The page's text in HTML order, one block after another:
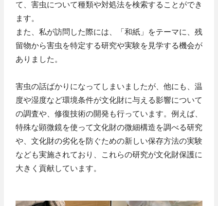
て、害虫について種類や対処法を検索することができ
ます。
また、私が訪問した際には、「和紙」をテーマに、残
留物から害虫を特定する研究や実験を見学する機会が
ありました。
害虫の話ばかりになってしまいましたが、他にも、温
度や湿度など環境条件が文化財に与える影響について
の調査や、修復技術の開発も行っています。例えば、
特殊な顕微鏡を使って文化財の微細構造を調べる研究
や、文化財の劣化を防ぐための新しい保存方法の実験
なども実施されており、これらの研究が文化財保護に
大きく貢献しています。